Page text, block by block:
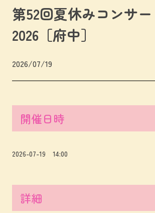
第52回夏休みコンサー
2026［府中］
2026/07/19
開催日時
2026-07-19 14:00
詳細